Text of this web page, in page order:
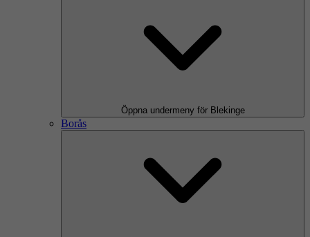
Öppna undermeny för Blekinge
Borås